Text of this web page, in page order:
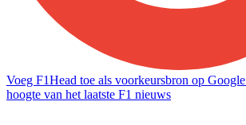
Voeg F1Head toe als voorkeursbron op Google
hoogte van het laatste F1 nieuws